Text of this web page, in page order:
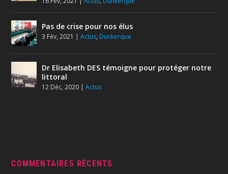
Pas de crise pour nos élus
3 Fév, 2021 |Actus, Dunkerque
Dr Elisabeth DES témoigne pour protéger notre
littoral
12 Déc, 2020 |Actus
COMMENTAIRES RÉCENTS